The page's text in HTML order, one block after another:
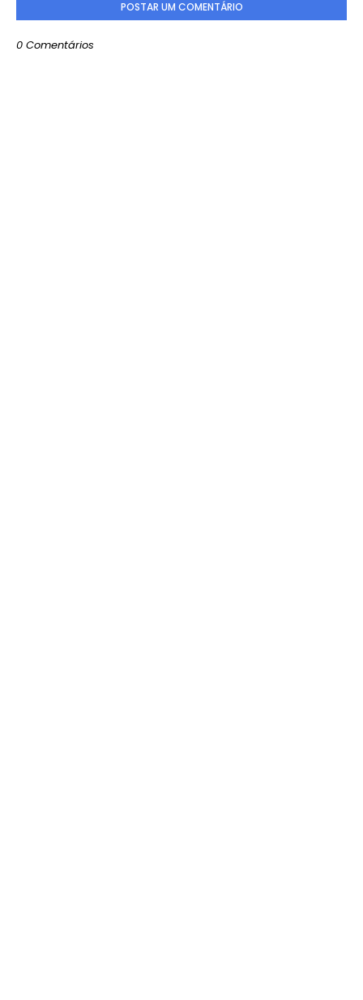
POSTAR UM COMENTÁRIO
0 Comentários